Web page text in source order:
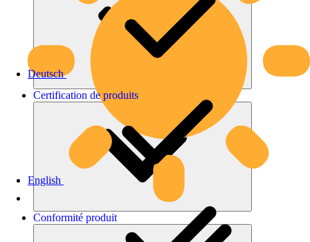
Deutsch
English
Certification de produits
Conformité produit